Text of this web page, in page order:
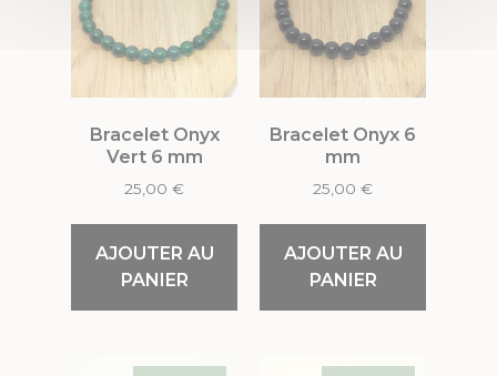
Bracelet Onyx
Vert 6 mm
25,00 €
AJOUTER AU
PANIER
Bracelet Onyx 6
mm
25,00 €
AJOUTER AU
PANIER